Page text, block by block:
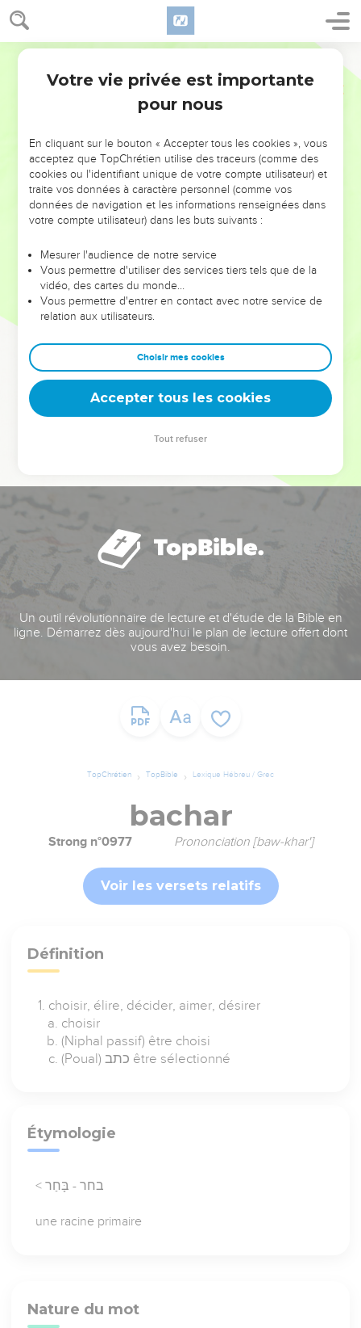
NE MANQUEZ PAS L’ÉVÉNEMENT
DE L’ANNÉE !
ET SI LEURS ERREURS POUVAIENT VOUS ÉVITER LES
VOTRES ?
leur foi ou leur vision. Mais on voit moins les doutes, les erreurs
et les saisons difficiles qu'ils ont traversés, alors même que ce
sont elles qui les ont façonnés.
Dans cette conférence, leaders, entrepreneurs, et responsables
clés pour avancer avec plus de sagesse afin que leurs erreurs
deviennent vos tremplins. Que vous guidiez un ministère, une
équipe, un groupe ou une famille, leur expérience est faite
Un outil révolutionnaire de lecture et d'étude de la Bible en
ligne. Démarrez dès aujourd'hui le plan de lecture offert dont
vous avez besoin.
TopChrétien TopBible Lexique Hébreu / Grec
bachar
Strong n°0977 Prononciation [baw-khar']
Voir les versets relatifs
Définition
choisir, élire, décider, aimer, désirer
choisir
(Niphal passif) être choisi
(Poual) כתב être sélectionné
Étymologie
< בחר - בָּחַר
une racine primaire
Nature du mot
Votre vie privée est importante
pour nous
En cliquant sur le bouton « Accepter tous les cookies », vous
acceptez que TopChrétien utilise des traceurs (comme des
cookies ou l'identifiant unique de votre compte utilisateur) et
traite vos données à caractère personnel (comme vos
données de navigation et les informations renseignées dans
votre compte utilisateur) dans les buts suivants :
Mesurer l'audience de notre service
Vous permettre d'utiliser des services tiers tels que de la
vidéo, des cartes du monde…
Vous permettre d'entrer en contact avec notre service de
relation aux utilisateurs.
Choisir mes cookies
Accepter tous les cookies
Tout refuser